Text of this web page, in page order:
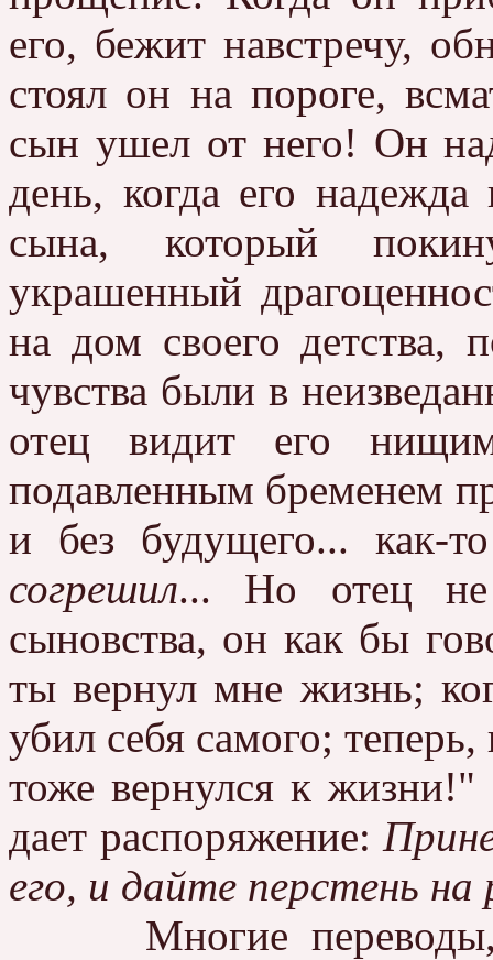
его, бежит навстречу,
стоял он на пороге,
сын ушел от него! Он
день, когда его
сына, который
украшенный
на дом своего детства,
чувства были в
отец видит его
подавленным бременем
и без будущего... как-
согрешил... Но отец не
сыновства, он как бы
ты вернул мне жизнь;
убил себя самого;
тоже вернулся к
дает распоряжение:
его, и дайте перстень на
Многие переводы, в